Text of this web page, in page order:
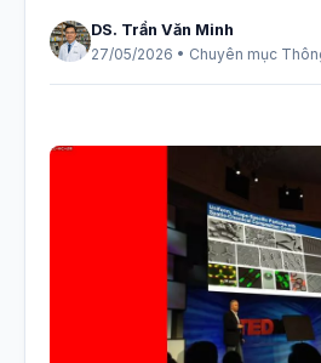
DS. Trần Văn Minh
27/05/2026 • Chuyên mục